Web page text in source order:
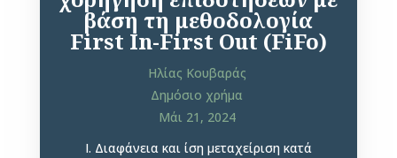
βάση τη μεθοδολογία
First In-First Out (FiFo)
Ηλίας Κουβαράς
Δημόσιο χρήμα
Μάι 21, 2024
Ι. Διαφάνεια και ίση μεταχείριση κατά